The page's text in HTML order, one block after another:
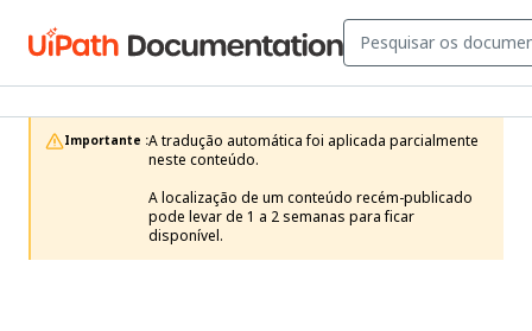
Importante :A tradução automática foi aplicada parcialmente
neste conteúdo.
A localização de um conteúdo recém-publicado
pode levar de 1 a 2 semanas para ficar
disponível.